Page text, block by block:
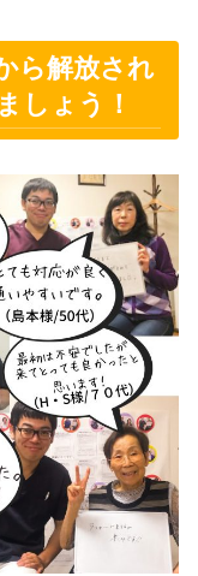
ら解放され
しょう！